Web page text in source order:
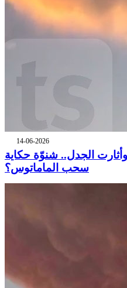
14-06-2026
الجدل.. شنوّة حكاية
سحب الماماتوس؟